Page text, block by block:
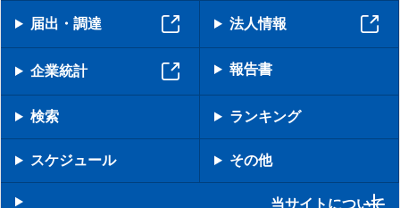
届出・調達 法人情報
企業統計 報告書
検索 ランキング
スケジュール その他
当サイトについて